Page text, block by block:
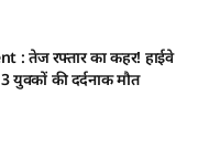
: तेज रफ्तार का कहर! हाईवे
युवकों की दर्दनाक मौत